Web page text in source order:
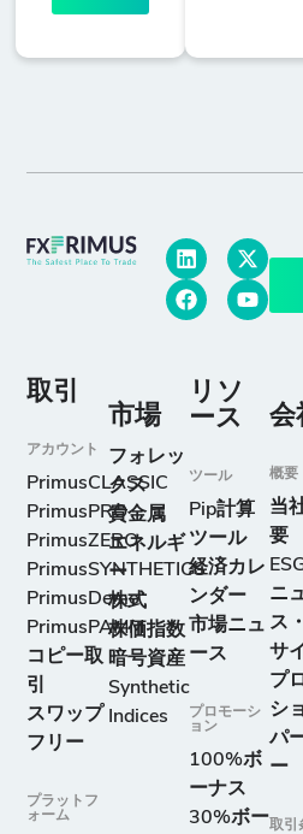
取引
アカウント
PrimusCLASSIC
PrimusPRO
PrimusZERO
PrimusSYNTHETICS
PrimusDemo
PrimusPAMM
コピー取
引
スワップ
フリー
プラットフ
ォーム
市場
フォレッ
クス
貴金属
エネルギ
ー
株式
株価指数
暗号資産
Synthetic
Indices
リソ
ース
ツール
Pip計算
ツール
経済カレ
ンダー
市場ニュ
ース
プロモーシ
ョン
100%ボ
ーナス
30%ボー
会
概要
当
要
ニ
ス
サ
プ
シ
パ
ー
取引